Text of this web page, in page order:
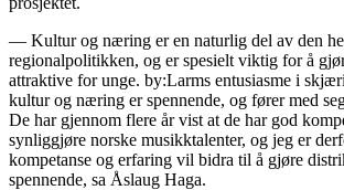
— Kultur og næring er en naturlig del av den
regionalpolitikken, og er spesielt viktig for å
attraktive for unge. by:Larms entusiasme i
kultur og næring er spennende, og fører med
De har gjennom flere år vist at de har god
synliggjøre norske musikktalenter, og jeg er
kompetanse og erfaring vil bidra til å gjøre
spennende, sa Åslaug Haga.